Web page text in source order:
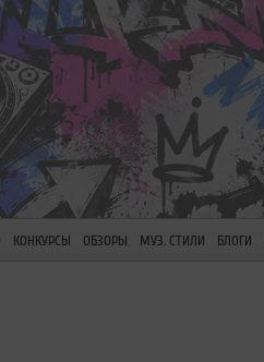
КОНКУРСЫ ОБЗОРЫ МУЗ. СТИЛИ БЛОГИ